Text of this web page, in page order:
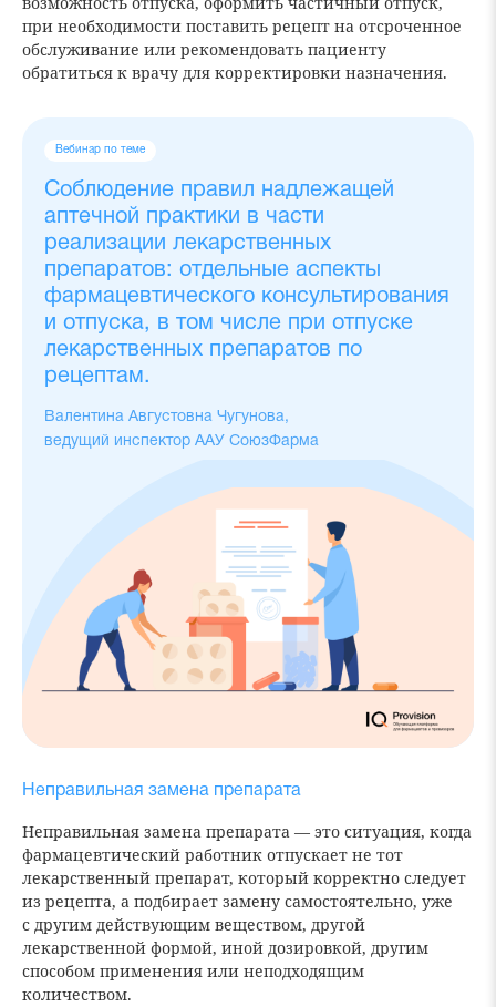
при необходимости поставить рецепт на отсроченное
обслуживание или рекомендовать пациенту
обратиться к врачу для корректировки назначения.
Соблюдение правил надлежащей
аптечной практики в части
реализации лекарственных
препаратов: отдельные аспекты
фармацевтического консультирования
и отпуска, в том числе при отпуске
лекарственных препаратов по
рецептам.
Вебинар по теме
Валентина Августовна Чугунова,
ведущий инспектор ААУ СоюзФарма
Неправильная замена препарата
Неправильная замена препарата — это ситуация, когда
фармацевтический работник отпускает не тот
лекарственный препарат, который корректно следует
из рецепта, а подбирает замену самостоятельно, уже
с другим действующим веществом, другой
лекарственной формой, иной дозировкой, другим
способом применения или неподходящим
количеством.